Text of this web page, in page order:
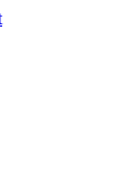
Агентство